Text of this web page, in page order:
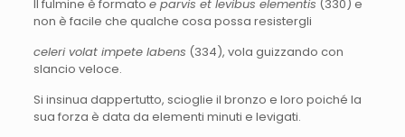
Il fulmine è formato e parvis et levibus elementis (330) e
non è facile che qualche cosa possa resistergli
celeri volat impete labens (334), vola guizzando con
slancio veloce.
Si insinua dappertutto, scioglie il bronzo e loro poiché la
sua forza è data da elementi minuti e levigati.